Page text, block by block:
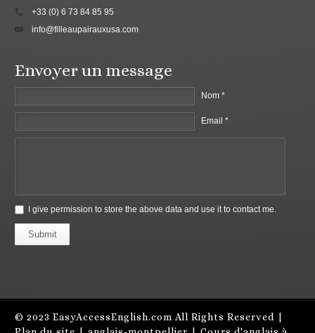
+33 (0) 6 73 84 85 95
info@filleaupairauxusa.com
Envoyer un message
Nom *
Email *
I give permission to store the above data and use it to contact me.
Submit
© 2023EasyAccessEnglish.com All Rights Reserved |